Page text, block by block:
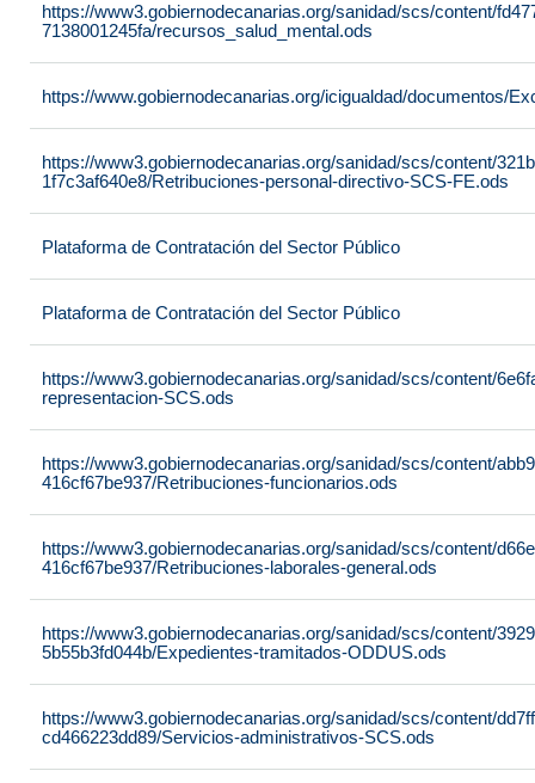
https://www3.gobiernodecanarias.org/sanidad/scs/content/
7138001245fa/recursos_salud_mental.ods
https://www.gobiernodecanarias.org/icigualdad/documentos/
https://www3.gobiernodecanarias.org/sanidad/scs/content/
1f7c3af640e8/Retribuciones-personal-directivo-SCS-FE.ods
Plataforma de Contratación del Sector Público
Plataforma de Contratación del Sector Público
https://www3.gobiernodecanarias.org/sanidad/scs/content/
representacion-SCS.ods
https://www3.gobiernodecanarias.org/sanidad/scs/content/
416cf67be937/Retribuciones-funcionarios.ods
https://www3.gobiernodecanarias.org/sanidad/scs/content/
416cf67be937/Retribuciones-laborales-general.ods
https://www3.gobiernodecanarias.org/sanidad/scs/content/
5b55b3fd044b/Expedientes-tramitados-ODDUS.ods
https://www3.gobiernodecanarias.org/sanidad/scs/content/
cd466223dd89/Servicios-administrativos-SCS.ods